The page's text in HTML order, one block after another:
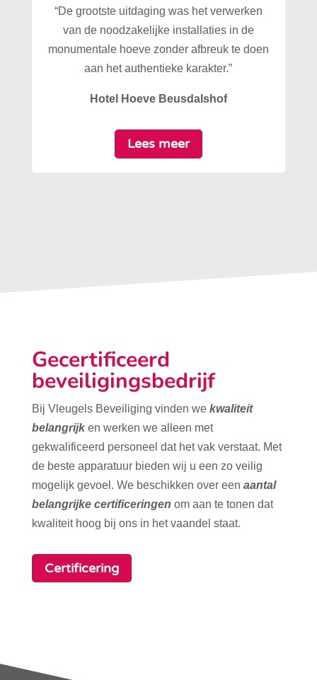
“De grootste uitdaging was het verwerken
van de noodzakelijke installaties in de
monumentale hoeve zonder afbreuk te doen
aan het authentieke karakter.”
Hotel Hoeve Beusdalshof
Lees meer
Gecertificeerd
beveiligingsbedrijf
Bij Vleugels Beveiliging vinden we kwaliteit
belangrijk en werken we alleen met
gekwalificeerd personeel dat het vak verstaat. Met
de beste apparatuur bieden wij u een zo veilig
mogelijk gevoel. We beschikken over een aantal
belangrijke certificeringen om aan te tonen dat
kwaliteit hoog bij ons in het vaandel staat.
Certificering